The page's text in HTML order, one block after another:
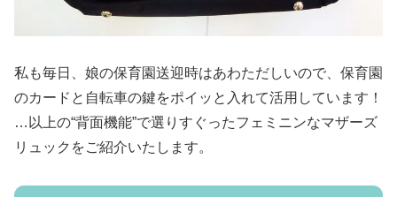
私も毎日、娘の保育園送迎時はあわただしいので、保育園
のカードと自転車の鍵をポイッと入れて活用しています！
…以上の“背面機能”で選りすぐったフェミニンなマザーズ
リュックをご紹介いたします。